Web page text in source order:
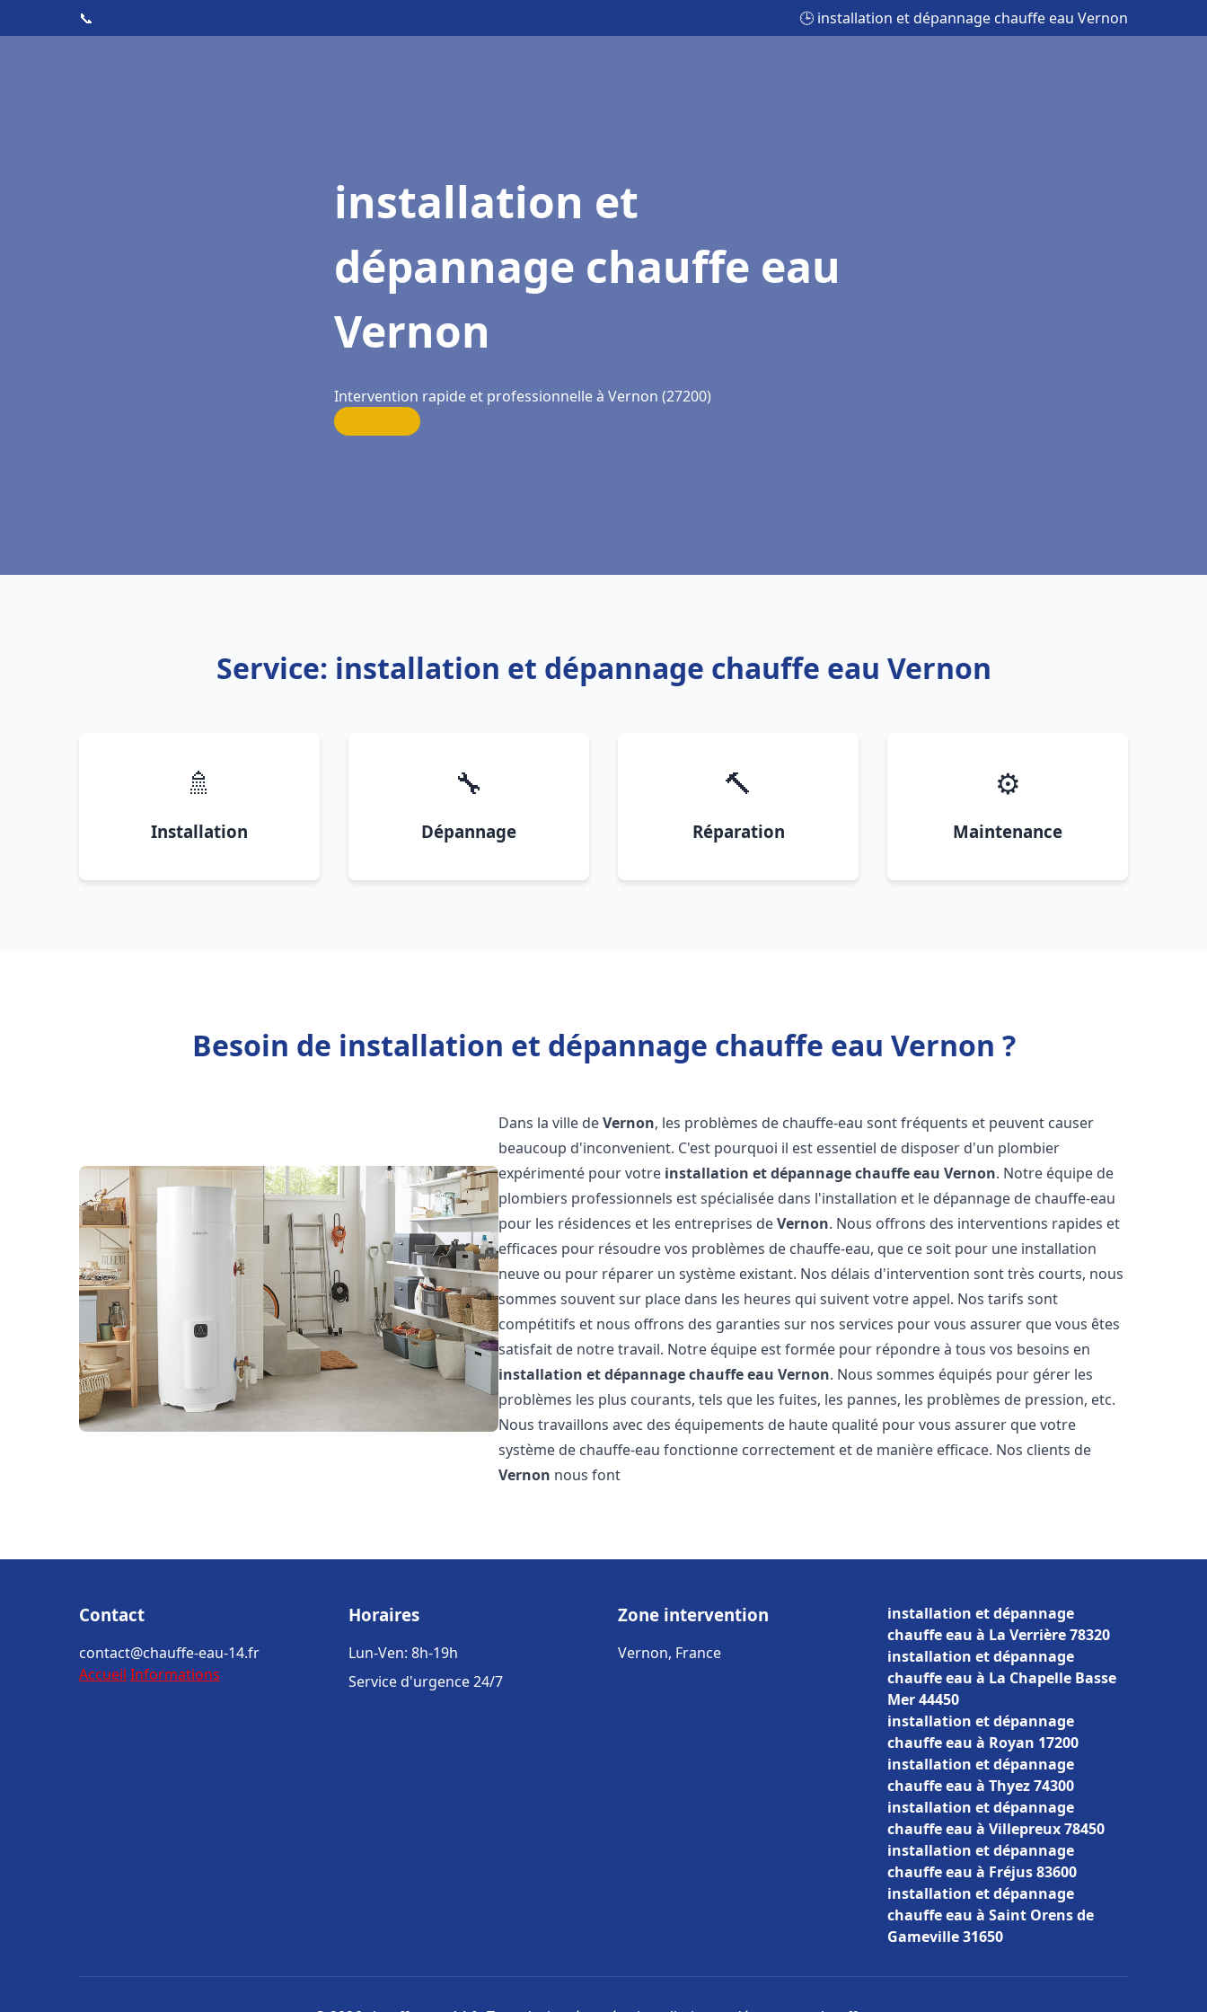
📞 🕒 installation et dépannage chauffe eau Vernon
installation et
dépannage chauffe eau
Vernon
Intervention rapide et professionnelle à Vernon (27200)
Service: installation et dépannage chauffe eau Vernon
🚿
Installation
🔧
Dépannage
🔨
Réparation
⚙️
Maintenance
Besoin de installation et dépannage chauffe eau Vernon ?
Dans la ville deVernon, les problèmes de chauffe-eau sont fréquents et peuvent causer
beaucoup d'inconvenient. C'est pourquoi il est essentiel de disposer d'un plombier
expérimenté pour votre installation et dépannage chauffe eau Vernon. Notre équipe de
plombiers professionnels est spécialisée dans l'installation et le dépannage de chauffe-eau
pour les résidences et les entreprises deVernon. Nous offrons des interventions rapides et
efficaces pour résoudre vos problèmes de chauffe-eau, que ce soit pour une installation
neuve ou pour réparer un système existant. Nos délais d'intervention sont très courts, nous
sommes souvent sur place dans les heures qui suivent votre appel. Nos tarifs sont
compétitifs et nous offrons des garanties sur nos services pour vous assurer que vous êtes
satisfait de notre travail. Notre équipe est formée pour répondre à tous vos besoins en
installation et dépannage chauffe eau Vernon. Nous sommes équipés pour gérer les
problèmes les plus courants, tels que les fuites, les pannes, les problèmes de pression, etc.
Nous travaillons avec des équipements de haute qualité pour vous assurer que votre
système de chauffe-eau fonctionne correctement et de manière efficace. Nos clients de
Vernon nous font
Contact
contact@chauffe-eau-14.fr
Accueil Informations
Horaires
Lun-Ven: 8h-19h
Service d'urgence 24/7
Zone intervention
Vernon, France
installation et dépannage
chauffe eau à La Verrière 78320
installation et dépannage
chauffe eau à La Chapelle Basse
Mer 44450
installation et dépannage
chauffe eau à Royan 17200
installation et dépannage
chauffe eau à Thyez 74300
installation et dépannage
chauffe eau à Villepreux 78450
installation et dépannage
chauffe eau à Fréjus 83600
installation et dépannage
chauffe eau à Saint Orens de
Gameville 31650